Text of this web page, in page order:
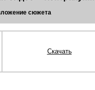
сюжета
Скачать